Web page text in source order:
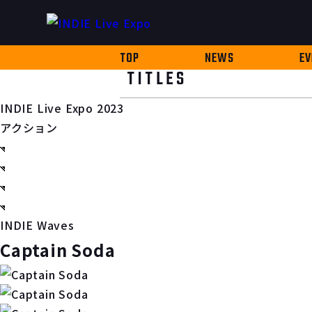
TOP NEWS
TITLES
INDIE Live Expo 2023
アクション
INDIE Waves
Captain Soda